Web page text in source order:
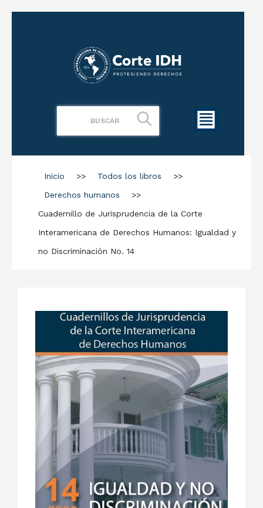
Inicio >> Todos los libros
>>
Derechos humanos
>>
Cuadernillo de Jurisprudencia de la Corte
Interamericana de Derechos Humanos: Igualdad y
no Discriminación No. 14